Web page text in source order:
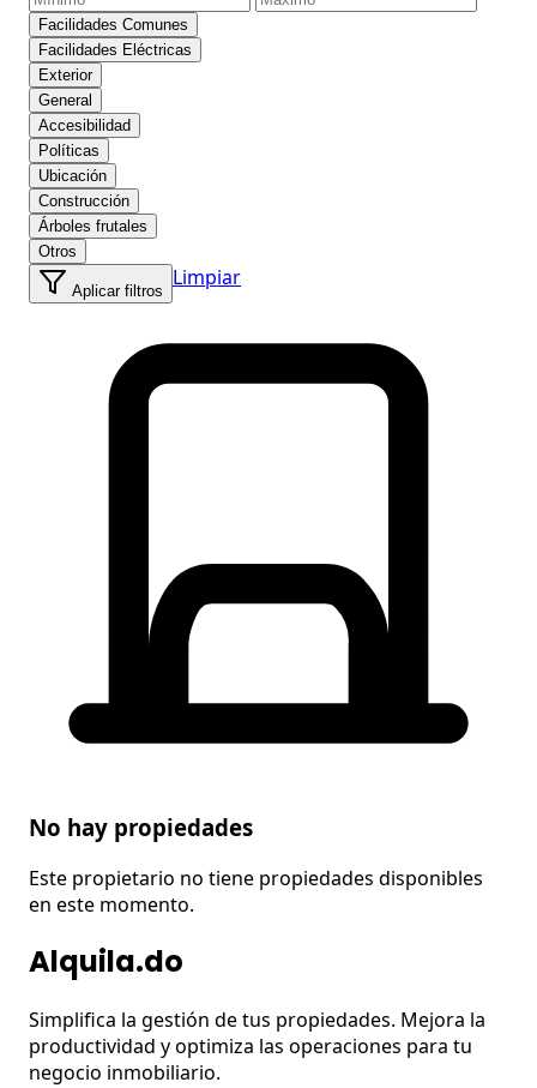
Facilidades Comunes
Facilidades Eléctricas
Exterior
General
Accesibilidad
Políticas
Ubicación
Construcción
Árboles frutales
Otros
Aplicar filtros
Limpiar
No hay propiedades
Este propietario no tiene propiedades disponibles
en este momento.
Alquila.do
Simplifica la gestión de tus propiedades. Mejora la
productividad y optimiza las operaciones para tu
negocio inmobiliario.